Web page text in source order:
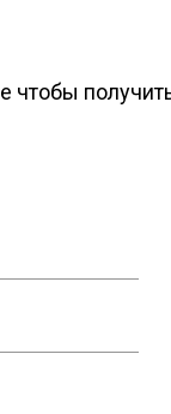
чтобы